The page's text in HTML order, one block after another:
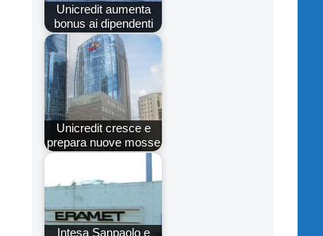
Unicredit aumenta
bonus ai dipendenti
Unicredit cresce e
prepara nuove mosse
Intesa Sanpaolo e